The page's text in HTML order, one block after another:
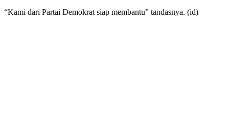
“Kami dari Partai Demokrat siap membantu” tandasnya. (id)